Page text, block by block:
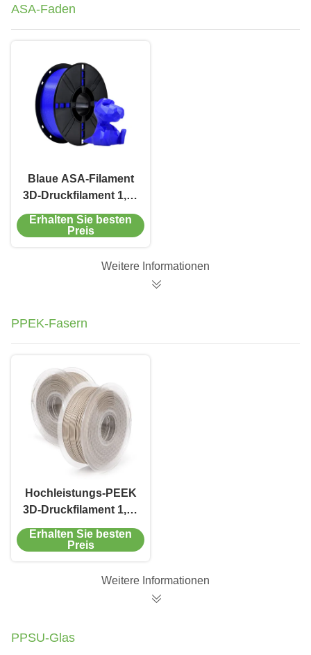
ASA-Faden
Blaue ASA-Filament
3D-Druckfilament 1,75
mm 1 kg 3D-
Druckverbrauchsmaterialien
Erhalten Sie besten
Preis
Weitere Informationen
PPEK-Fasern
Hochleistungs-PEEK
3D-Druckfilament 1,75
mm
Verbrauchsmaterialien
Erhalten Sie besten
Preis
Weitere Informationen
PPSU-Glas